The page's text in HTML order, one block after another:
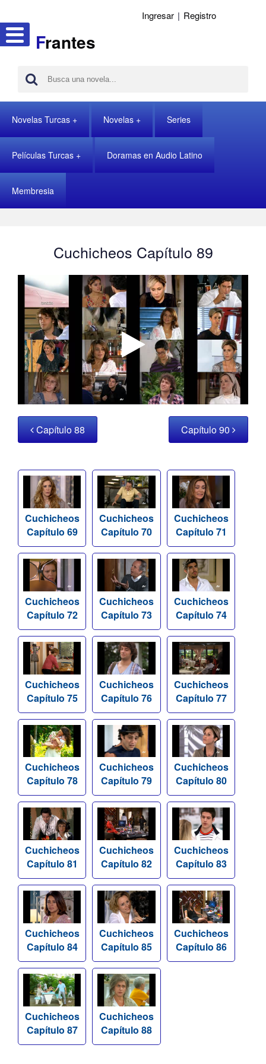
Frantes
Ingresar | Registro
Novelas Turcas Novelas Series
Películas Turcas Doramas en Audio Latino
Membresia
Cuchicheos Capítulo 89
Capítulo 88 Capítulo 90
Cuchicheos
Capítulo 69
Cuchicheos
Capítulo 70
Cuchicheos
Capítulo 71
Cuchicheos
Capítulo 72
Cuchicheos
Capítulo 73
Cuchicheos
Capítulo 74
Cuchicheos
Capítulo 75
Cuchicheos
Capítulo 76
Cuchicheos
Capítulo 77
Cuchicheos
Capítulo 78
Cuchicheos
Capítulo 79
Cuchicheos
Capítulo 80
Cuchicheos
Capítulo 81
Cuchicheos
Capítulo 82
Cuchicheos
Capítulo 83
Cuchicheos
Capítulo 84
Cuchicheos
Capítulo 85
Cuchicheos
Capítulo 86
Cuchicheos
Capítulo 87
Cuchicheos
Capítulo 88